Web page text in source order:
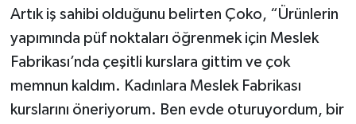
Artık iş sahibi olduğunu belirten Çoko, “Ürünlerin
yapımında püf noktaları öğrenmek için Meslek
Fabrikası’nda çeşitli kurslara gittim ve çok
memnun kaldım. Kadınlara Meslek Fabrikası
kurslarını öneriyorum. Ben evde oturuyordum, bir